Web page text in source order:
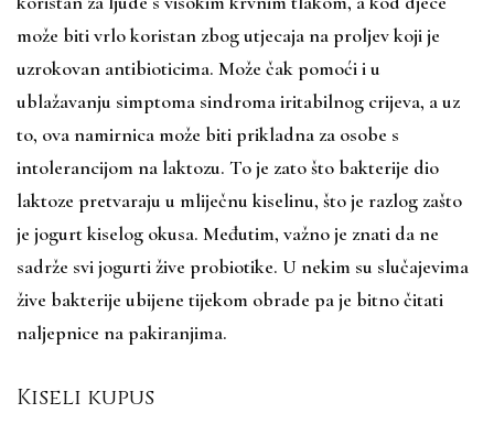
može biti vrlo koristan zbog utjecaja na proljev koji je
uzrokovan antibioticima. Može čak pomoći i u
ublažavanju simptoma sindroma iritabilnog crijeva, a uz
to, ova namirnica može biti prikladna za osobe s
intolerancijom na laktozu. To je zato što bakterije dio
laktoze pretvaraju u mliječnu kiselinu, što je razlog zašto
je jogurt kiselog okusa. Međutim, važno je znati da ne
sadrže svi jogurti žive probiotike. U nekim su slučajevima
žive bakterije ubijene tijekom obrade pa je bitno čitati
naljepnice na pakiranjima.
Kiseli kupus